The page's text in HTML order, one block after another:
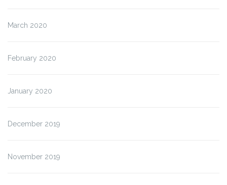
March 2020
February 2020
January 2020
December 2019
November 2019